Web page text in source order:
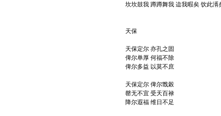
坎坎鼓我 蹲蹲舞我 迨我暇矣 饮此湑
天保
天保定尔 亦孔之固
俾尔单厚 何福不除
俾尔多益 以莫不庶
天保定尔 俾尔戬榖
罄无不宜 受天百禄
降尔遐福 维日不足